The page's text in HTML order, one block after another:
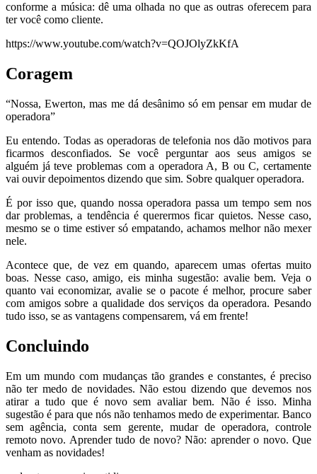
conforme a música: dê uma olhada no que as outras oferecem para
ter você como cliente.
https://www.youtube.com/watch?v=QOJOlyZkKfA
Coragem
“Nossa, Ewerton, mas me dá desânimo só em pensar em mudar de
operadora”
Eu entendo. Todas as operadoras de telefonia nos dão motivos para
ficarmos desconfiados. Se você perguntar aos seus amigos se
alguém já teve problemas com a operadora A, B ou C, certamente
vai ouvir depoimentos dizendo que sim. Sobre qualquer operadora.
É por isso que, quando nossa operadora passa um tempo sem nos
dar problemas, a tendência é querermos ficar quietos. Nesse caso,
mesmo se o time estiver só empatando, achamos melhor não mexer
nele.
Acontece que, de vez em quando, aparecem umas ofertas muito
boas. Nesse caso, amigo, eis minha sugestão: avalie bem. Veja o
quanto vai economizar, avalie se o pacote é melhor, procure saber
com amigos sobre a qualidade dos serviços da operadora. Pesando
tudo isso, se as vantagens compensarem, vá em frente!
Concluindo
Em um mundo com mudanças tão grandes e constantes, é preciso
não ter medo de novidades. Não estou dizendo que devemos nos
atirar a tudo que é novo sem avaliar bem. Não é isso. Minha
sugestão é para que nós não tenhamos medo de experimentar. Banco
sem agência, conta sem gerente, mudar de operadora, controle
remoto novo. Aprender tudo de novo? Não: aprender o novo. Que
venham as novidades!